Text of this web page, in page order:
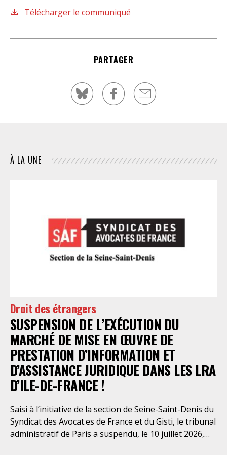
Télécharger le communiqué
PARTAGER
À LA UNE
Droit des étrangers
SUSPENSION DE L’EXÉCUTION DU
MARCHÉ DE MISE EN ŒUVRE DE
PRESTATION D’INFORMATION ET
D’ASSISTANCE JURIDIQUE DANS LES LRA
D’ILE-DE-FRANCE !
Saisi à l’initiative de la section de Seine-Saint-Denis du
Syndicat des Avocat.es de France et du Gisti, le tribunal
administratif de Paris a suspendu, le 10 juillet 2026,